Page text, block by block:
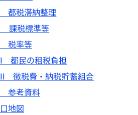
都税滞納整理
課税標準等
税率等
都民の租税負担
徴税費・納税貯蓄組合
参考資料
地図